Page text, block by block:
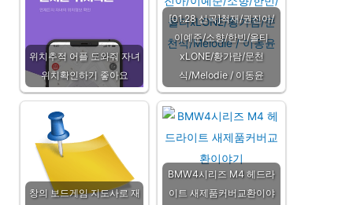
위치추적 어플 도와줘 자녀
위치확인하기 좋아요
[01.28 신곡]척재/권진아/
이예준/소향/한빈/올티
xLONE/황가람/문천
식/Melodie / 이동윤
창의 보드게임 지도사로 재
BMW4시리즈 M4 헤드라
이트 새제품커버교환이야